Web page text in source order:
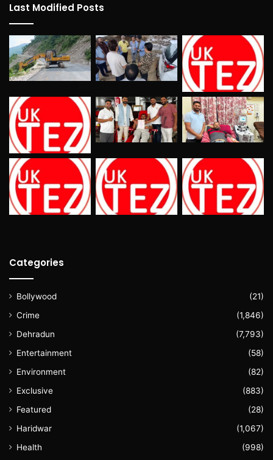
Last Modified Posts
Categories
Bollywood
(21)
Crime
(1,846)
Dehradun
(7,793)
Entertainment
(58)
Environment
(82)
Exclusive
(883)
Featured
(28)
Haridwar
(1,067)
Health
(998)